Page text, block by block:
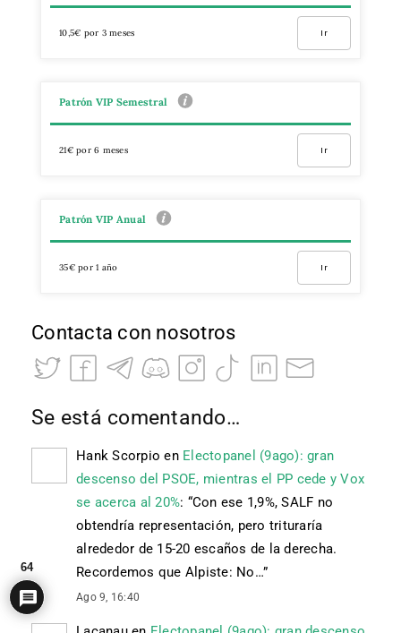
10,5€ por 3 meses Ir
Patrón VIP Semestral
21€ por 6 meses Ir
Patrón VIP Anual
35€ por 1 año Ir
Contacta con nosotros
Se está comentando…
Hank Scorpio en Electopanel (9ago): gran
descenso del PSOE, mientras el PP cede y Vox
se acerca al 20%: “Con ese 1,9%, SALF no
obtendría representación, pero trituraría
alrededor de 15-20 escaños de la derecha.
Recordemos que Alpiste: No…”
Ago 9, 16:40
64